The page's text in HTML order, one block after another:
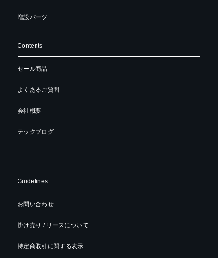
増設パーツ
Contents
セール商品
よくあるご質問
会社概要
テックブログ
Guidelines
お問い合わせ
掛け売り / リースについて
特定商取引に関する表示